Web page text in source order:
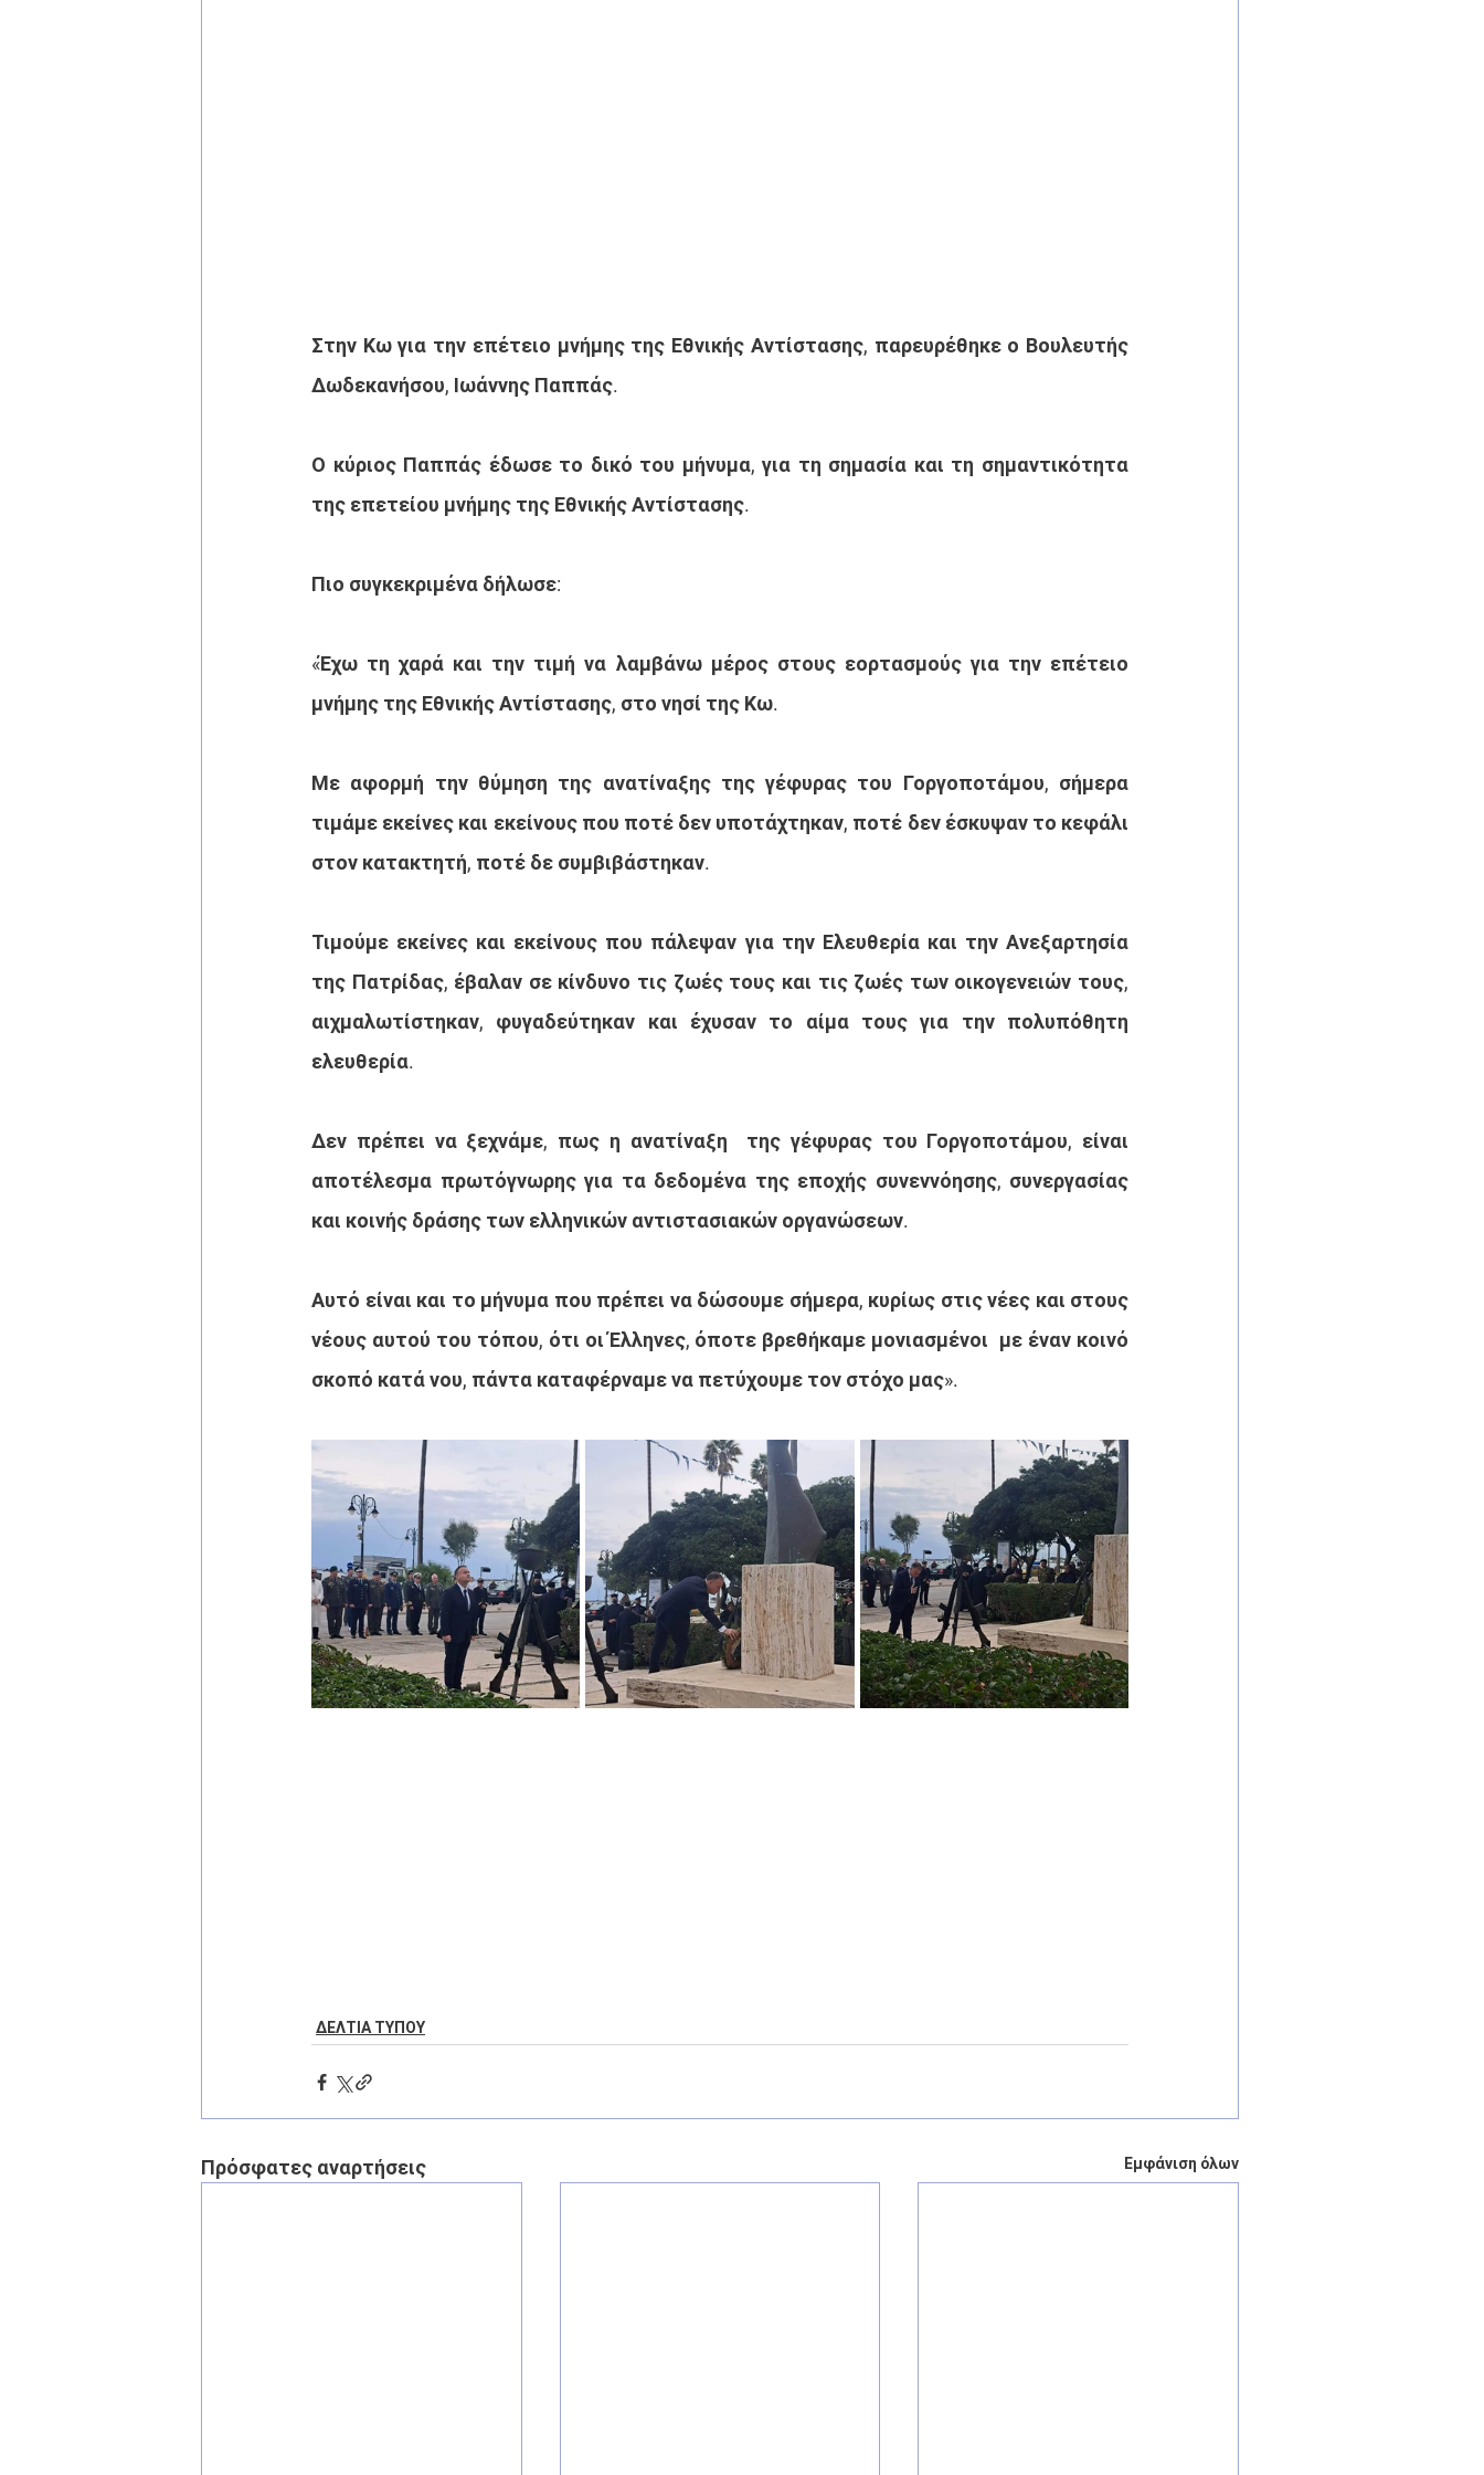
Στην Κω για την επέτειο μνήμης της Εθνικής Αντίστασης, παρευρέθηκε ο Βουλευτής
Δωδεκανήσου, Ιωάννης Παππάς.
Ο κύριος Παππάς έδωσε το δικό του μήνυμα, για τη σημασία και τη σημαντικότητα
της επετείου μνήμης της Εθνικής Αντίστασης.
Πιο συγκεκριμένα δήλωσε:
«Έχω τη χαρά και την τιμή να λαμβάνω μέρος στους εορτασμούς για την επέτειο
μνήμης της Εθνικής Αντίστασης, στο νησί της Κω.
Με αφορμή την θύμηση της ανατίναξης της γέφυρας του Γοργοποτάμου, σήμερα
τιμάμε εκείνες και εκείνους που ποτέ δεν υποτάχτηκαν, ποτέ δεν έσκυψαν το κεφάλι
στον κατακτητή, ποτέ δε συμβιβάστηκαν.
Τιμούμε εκείνες και εκείνους που πάλεψαν για την Ελευθερία και την Ανεξαρτησία
της Πατρίδας, έβαλαν σε κίνδυνο τις ζωές τους και τις ζωές των οικογενειών τους,
αιχμαλωτίστηκαν, φυγαδεύτηκαν και έχυσαν το αίμα τους για την πολυπόθητη
ελευθερία.
Δεν πρέπει να ξεχνάμε, πως η ανατίναξη  της γέφυρας του Γοργοποτάμου, είναι
αποτέλεσμα πρωτόγνωρης για τα δεδομένα της εποχής συνεννόησης, συνεργασίας
και κοινής δράσης των ελληνικών αντιστασιακών οργανώσεων.
Αυτό είναι και το μήνυμα που πρέπει να δώσουμε σήμερα, κυρίως στις νέες και στους
νέους αυτού του τόπου, ότι οι Έλληνες, όποτε βρεθήκαμε μονιασμένοι  με έναν κοινό
σκοπό κατά νου, πάντα καταφέρναμε να πετύχουμε τον στόχο μας».
ΔΕΛΤΙΑ ΤΥΠΟΥ
Πρόσφατες αναρτήσεις Εμφάνιση όλων